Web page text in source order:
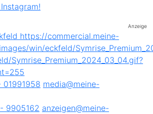
Anzeige
01991958 media@meine-
9905162 anzeigen@meine-